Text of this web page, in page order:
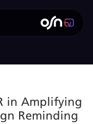
in Amplifying
Reminding